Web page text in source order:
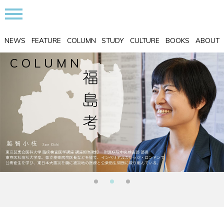
NEWS FEATURE COLUMN STUDY CULTURE BOOKS ABOUT
COLUMN